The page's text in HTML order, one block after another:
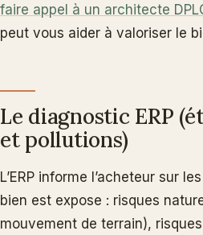
faire appel à un architecte
peut vous aider à valoriser le
Le diagnostic ERP
et pollutions)
L’ERP informe l’acheteur sur
bien est expose : risques
mouvement de terrain),